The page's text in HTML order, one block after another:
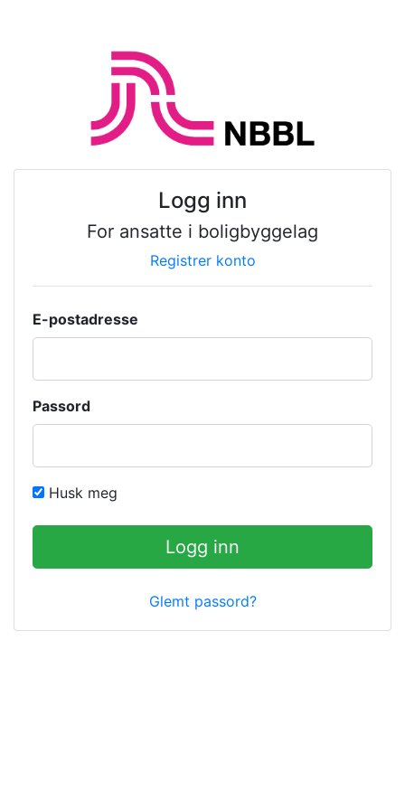
Logg inn
For ansatte i boligbyggelag
Registrer konto
E-postadresse
Passord
Husk meg
Logg inn
Glemt passord?